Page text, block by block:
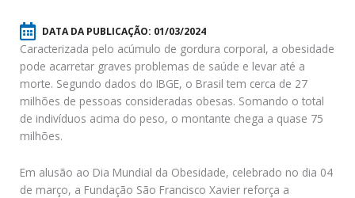
DATA DA PUBLICAÇÃO: 01/03/2024
Caracterizada pelo acúmulo de gordura corporal, a obesidade
pode acarretar graves problemas de saúde e levar até a
morte. Segundo dados do IBGE, o Brasil tem cerca de 27
milhões de pessoas consideradas obesas. Somando o total
de indivíduos acima do peso, o montante chega a quase 75
milhões.
Em alusão ao Dia Mundial da Obesidade, celebrado no dia 04
de março, a Fundação São Francisco Xavier reforça a